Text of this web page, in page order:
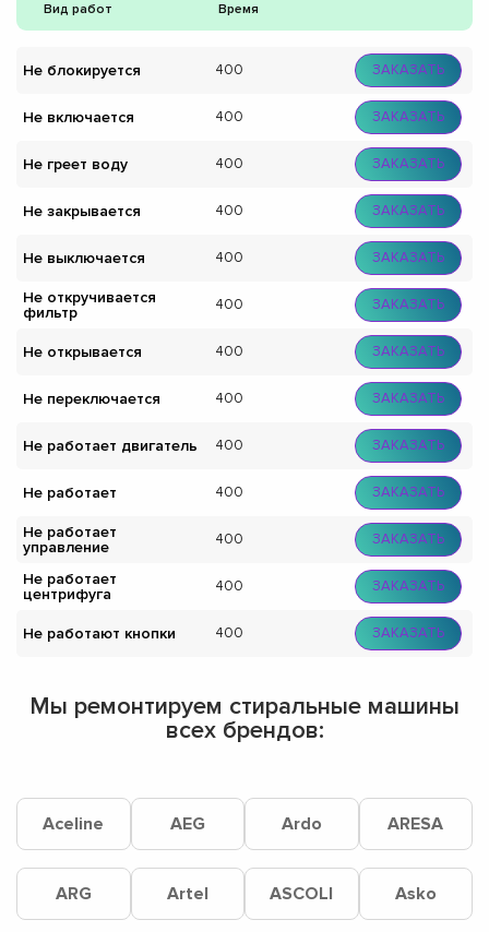
Вид работ Время
Не блокируется 400 ЗАКАЗАТЬ
Не включается 400 ЗАКАЗАТЬ
Не греет воду 400 ЗАКАЗАТЬ
Не закрывается 400 ЗАКАЗАТЬ
Не выключается 400 ЗАКАЗАТЬ
Не откручивается
фильтр
400 ЗАКАЗАТЬ
Не открывается 400 ЗАКАЗАТЬ
Не переключается 400 ЗАКАЗАТЬ
Не работает двигатель 400 ЗАКАЗАТЬ
Не работает 400 ЗАКАЗАТЬ
Не работает
управление
400 ЗАКАЗАТЬ
Не работает
центрифуга
400 ЗАКАЗАТЬ
Не работают кнопки 400 ЗАКАЗАТЬ
Мы ремонтируем стиральные машины
всех брендов:
Aceline AEG Ardo ARESA
ARG Artel ASCOLI Asko